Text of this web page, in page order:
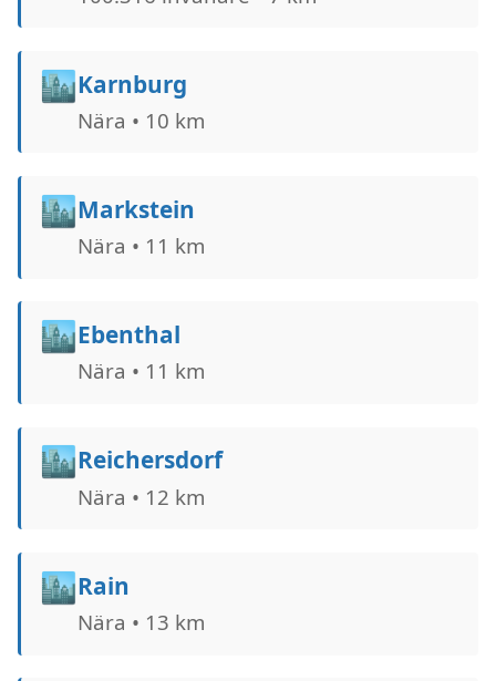
🏙️Karnburg
Nära • 10 km
🏙️Markstein
Nära • 11 km
🏙️Ebenthal
Nära • 11 km
🏙️Reichersdorf
Nära • 12 km
🏙️Rain
Nära • 13 km